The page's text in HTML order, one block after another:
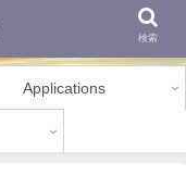
Applications
検索